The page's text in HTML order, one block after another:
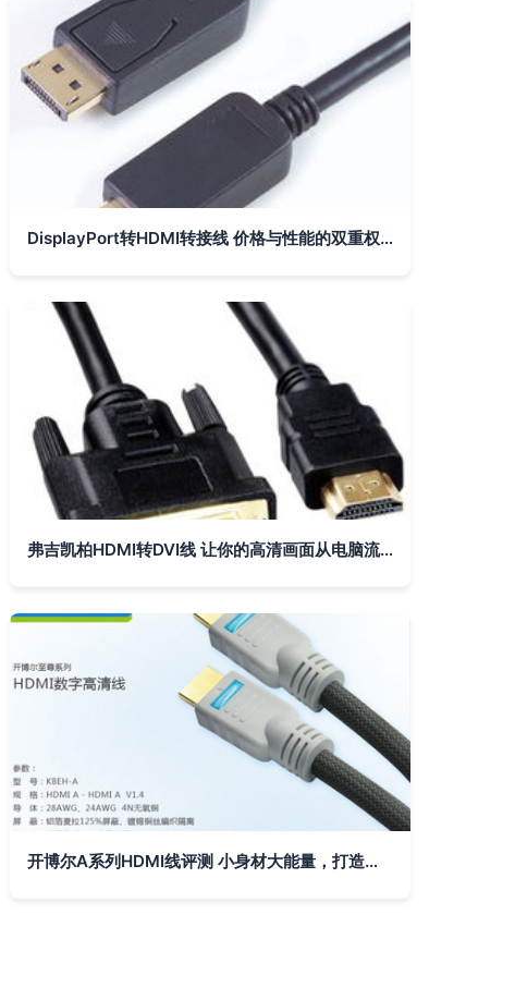
DisplayPort转HDMI转接线 价格与性能的双重权衡
弗吉凯柏HDMI转DVI线 让你的高清画面从电脑流畅投射到显示器
开博尔A系列HDMI线评测 小身材大能量，打造家庭影音高品质体验